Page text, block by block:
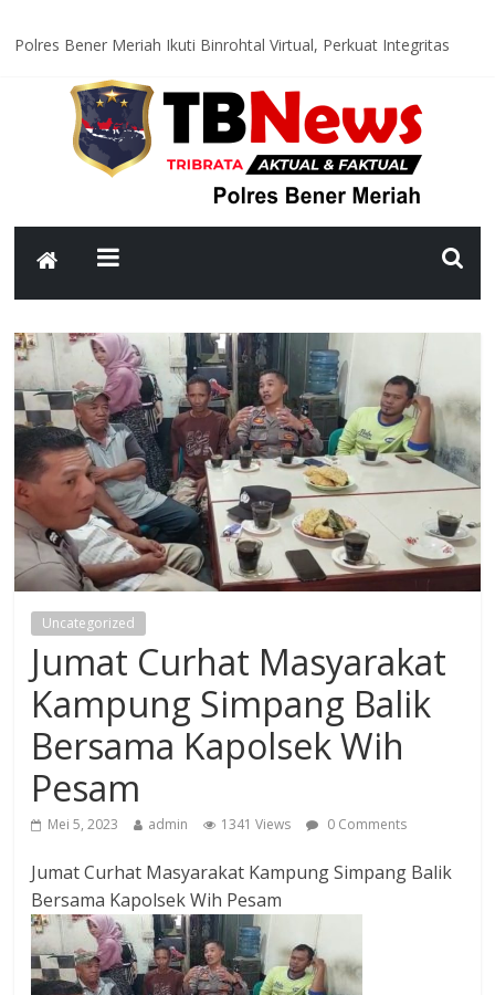
Polres Bener Meriah Ikuti Binrohtal Virtual, Perkuat Integritas
Satlantas Polres Bener Meriah Hadir di Titik Rawan, Wujudkan
Lalu Lintas Aman dan Lancar bagi Masyarakat
Polsek Syiah Utama Monitoring Huntara, Pastikan Warga
Terdampak Bencana Tempati Hunian yang Layak
Polsek Pintu Rime Gayo Pantau Akses Jalan dan Jembatan
Jagung, Dukung Ketahanan Pangan Nasional
Uncategorized
Jumat Curhat Masyarakat
Kampung Simpang Balik
Bersama Kapolsek Wih
Pesam
Mei 5, 2023 admin 1341 Views 0 Comments
Jumat Curhat Masyarakat Kampung Simpang Balik
Bersama Kapolsek Wih Pesam